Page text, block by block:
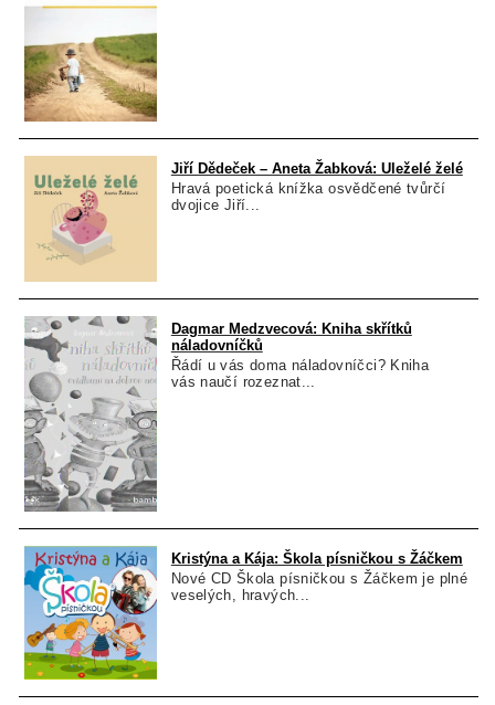
Jiří Dědeček – Aneta Žabková: Uleželé želé
Hravá poetická knížka osvědčené tvůrčí
dvojice Jiří...
Dagmar Medzvecová: Kniha skřítků
náladovníčků
Řádí u vás doma náladovníčci? Kniha
vás naučí rozeznat...
Kristýna a Kája: Škola písničkou s Žáčkem
Nové CD Škola písničkou s Žáčkem je plné
veselých, hravých...